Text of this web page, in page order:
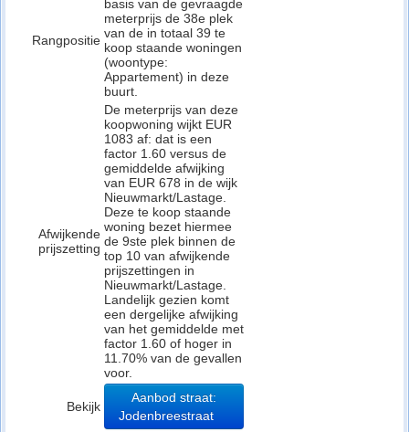
Rangpositie
basis van de gevraagde
meterprijs de 38e plek
van de in totaal 39 te
koop staande woningen
(woontype:
Appartement) in deze
buurt.
Afwijkende
prijszetting
De meterprijs van deze
koopwoning wijkt EUR
1083 af: dat is een
factor 1.60 versus de
gemiddelde afwijking
van EUR 678 in de wijk
Nieuwmarkt/Lastage.
Deze te koop staande
woning bezet hiermee
de 9ste plek binnen de
top 10 van afwijkende
prijszettingen in
Nieuwmarkt/Lastage.
Landelijk gezien komt
een dergelijke afwijking
van het gemiddelde met
factor 1.60 of hoger in
11.70% van de gevallen
voor.
Bekijk
Aanbod straat:
Jodenbreestraat